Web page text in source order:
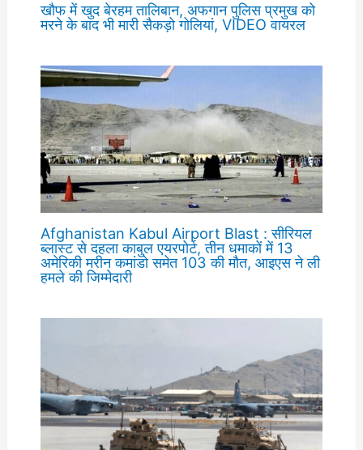
खौफ में खुद बेरहम तालिबान, अफगान पुलिस प्रमुख को
मरने के बाद भी मारी सैकड़ो गोलियां, VIDEO वायरल
Afghanistan Kabul Airport Blast : सीरियल
ब्लास्ट से दहला काबुल एयरपोर्ट, तीन धमाकों में 13
अमेरिकी मरीन कमांडो समेत 103 की मौत, आइएस ने ली
हमले की जिम्मेदारी